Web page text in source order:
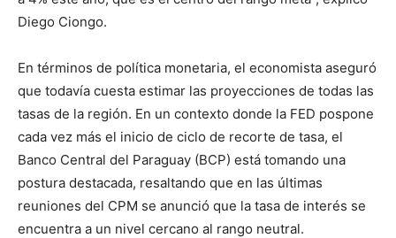
Diego Ciongo.
En términos de política monetaria, el economista aseguró
que todavía cuesta estimar las proyecciones de todas las
tasas de la región. En un contexto donde la FED pospone
cada vez más el inicio de ciclo de recorte de tasa, el
Banco Central del Paraguay (BCP) está tomando una
postura destacada, resaltando que en las últimas
reuniones del CPM se anunció que la tasa de interés se
encuentra a un nivel cercano al rango neutral.